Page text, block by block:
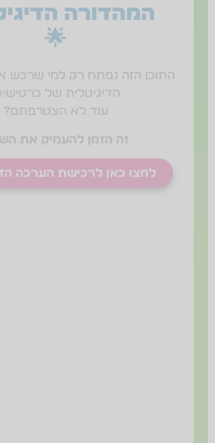
המהדורה
🌟
התוכן הזה נפתח רק למי שרכש
הדיגיטלית של
עוד לא הצטרפתם?
זה הזמן להעמיק את
לחצו כאן לרכישת הערכה